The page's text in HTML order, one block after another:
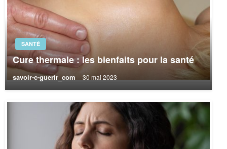
SANTÉ
Cure thermale : les bienfaits pour la santé
savoir-c-guerir_com 30 mai 2023